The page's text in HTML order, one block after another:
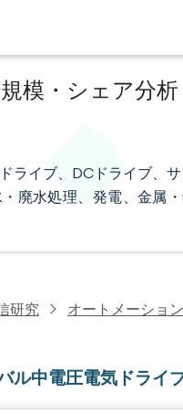
模・シェア分
ライブ、DCドライブ、
廃水処理、発電、金属
研究 オートメーショ
ル中電圧電気ドライ